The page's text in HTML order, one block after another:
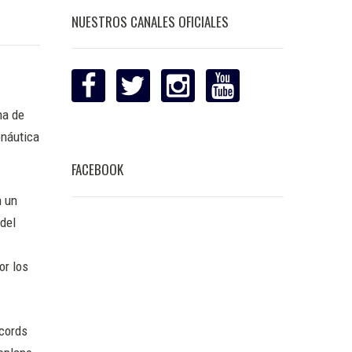
de
un
los
NUESTROS CANALES OFICIALES
FACEBOOK